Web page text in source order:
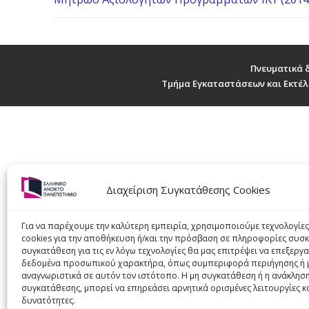
Διαχείριση Συγκατάθεσης Cookies
Για να παρέχουμε την καλύτερη εμπειρία, χρησιμοποιούμε
cookies για την αποθήκευση ή/και την πρόσβαση σε πληροφορίες
συγκατάθεση για τις εν λόγω τεχνολογίες θα μας επιτρέψει να
δεδομένα προσωπικού χαρακτήρα, όπως συμπεριφορά περιήγησης ή
αναγνωριστικά σε αυτόν τον ιστότοπο. Η μη συγκατάθεση ή η
συγκατάθεσης, μπορεί να επηρεάσει αρνητικά ορισμένες λειτουργίες
δυνατότητες.
Χάρτης
Incoming
Incoming
Partner
Erasmus+
Erasmus+
Erasmus+
Erasmus+
Erasmus+
Πνευματικά
Τμήμα Εγκαταστάσεων και